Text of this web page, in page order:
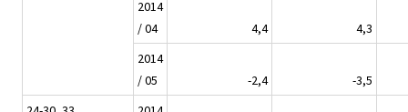
2014
/ 04
4,4
4,3
2014
/ 05
-2,4
-3,5